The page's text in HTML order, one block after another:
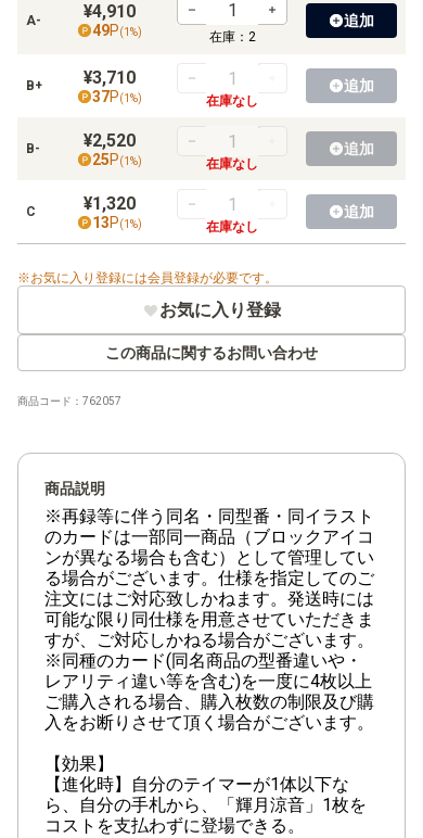
【BT-07】ネクストアドベンチャー
【BT-05】バトルオブオメガ
【BT-04】グレイトレジェンド
【BT-02】ULTIMATE POWER
【BT-01】NEW EVOLUTION
【RB-01】ライジングウインド
【EX-10】SINISTER ORDER
【EX-09】VERSUS MONSTERS
【EX-08】CHAIN OF LIBERATION
【EX-07】デジモンリベレイター
【EX-06】インファナル・アセンション
【EX-05】アニマルコロシアム
【EX-04】オルタナティブビーイング
【EX-03】ドラゴンズロア
A- ¥4,910
49P(1 %) 在庫： 2
追加
B+ ¥3,710
37P(1%) 在庫なし
追加
B- ¥2,520
25P(1 %) 在庫なし
追加
C ¥1,320
13P(1%) 在庫なし
追加
お気に入り登録には会員登録が必要です。
お気に入り登録
この商品に関するお問い合わせ
商品コード： 762057
商品説明
※再録等に伴う同名・同型番・同イラスト
のカードは一部同一商品（ブロックアイコ
ンが異なる場合も含む）として管理してい
る場合がございます。仕様を指定してのご
注文にはご対応致しかねます。発送時には
可能な限り同仕様を用意させていただきま
すが、ご対応しかねる場合がございます。
※同種のカード(同名商品の型番違いや・
レアリティ違い等を含む)を一度に4枚以上
ご購入される場合、購入枚数の制限及び購
入をお断りさせて頂く場合がございます。
【効果】
【進化時】自分のテイマーが1体以下な
ら、自分の手札から、「輝月涼音」1枚を
コストを支払わずに登場できる。